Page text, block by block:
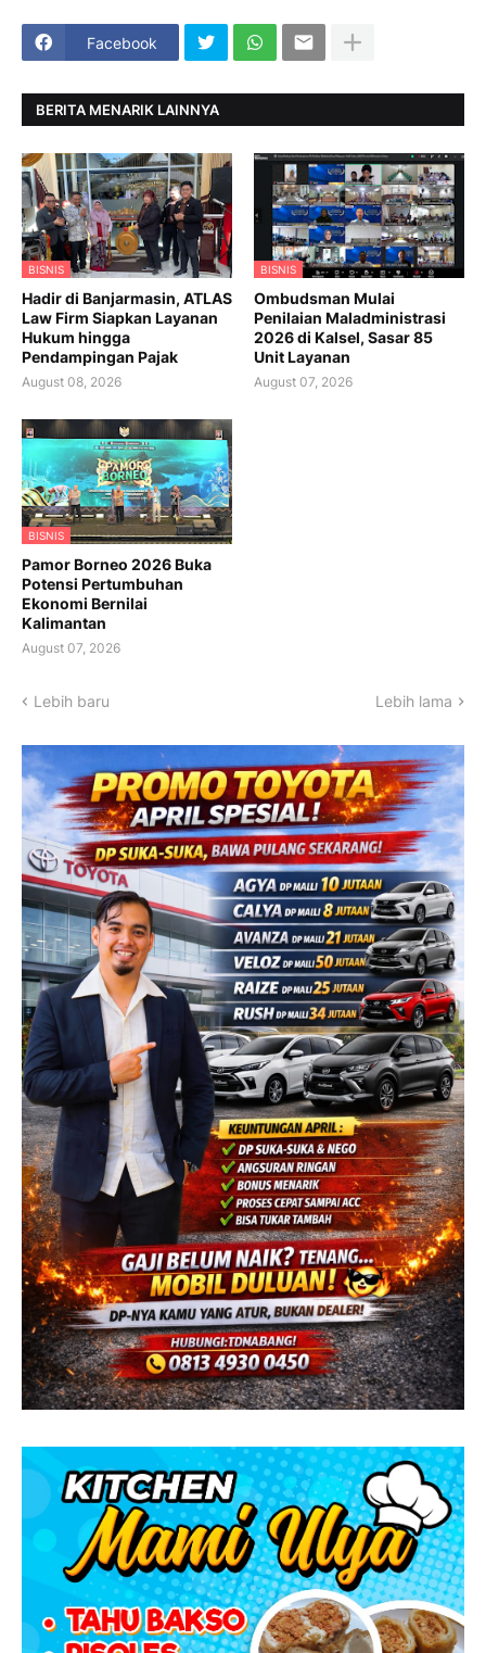
Facebook
BERITA MENARIK LAINNYA
BISNIS
Hadir di Banjarmasin, ATLAS
Law Firm Siapkan Layanan
Hukum hingga
Pendampingan Pajak
August 08, 2026
BISNIS
Ombudsman Mulai
Penilaian Maladministrasi
2026 di Kalsel, Sasar 85
Unit Layanan
August 07, 2026
BISNIS
Pamor Borneo 2026 Buka
Potensi Pertumbuhan
Ekonomi Bernilai
Kalimantan
August 07, 2026
Lebih baru Lebih lama